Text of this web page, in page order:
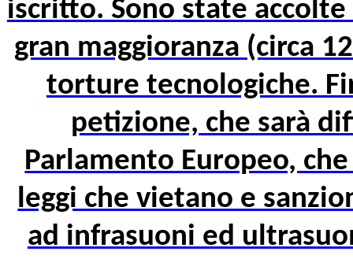
iscritto. Sono state
gran maggioranza (circa
torture tecnologiche.
petizione, che sarà
Parlamento Europeo,
leggi che vietano e
ad infrasuoni ed